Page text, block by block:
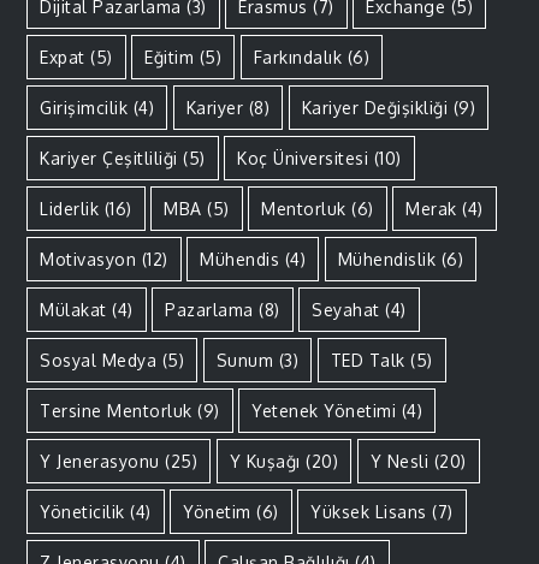
Dijital Pazarlama (3) Erasmus (7) Exchange (5)
Expat (5) Eğitim (5) Farkındalık (6)
Girişimcilik (4) Kariyer (8) Kariyer Değişikliği (9)
Kariyer Çeşitliliği (5) Koç Üniversitesi (10)
Liderlik (16) MBA (5) Mentorluk (6) Merak (4)
Motivasyon (12) Mühendis (4) Mühendislik (6)
Mülakat (4) Pazarlama (8) Seyahat (4)
Sosyal Medya (5) Sunum (3) TED Talk (5)
Tersine Mentorluk (9) Yetenek Yönetimi (4)
Y Jenerasyonu (25) Y Kuşağı (20) Y Nesli (20)
Yöneticilik (4) Yönetim (6) Yüksek Lisans (7)